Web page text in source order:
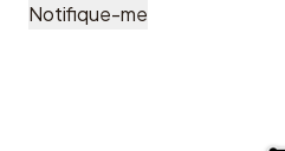
Notifique-me